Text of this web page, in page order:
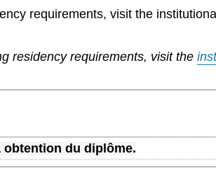
requirements, visit the
residency requirements, visit the
du diplôme.